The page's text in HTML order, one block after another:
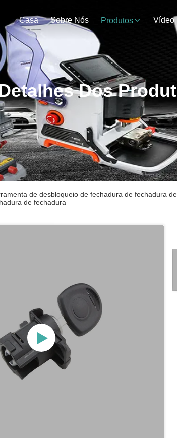
Casa Sobre Nós Produtos Vídeo
Dos
de desbloqueio de fechadura de fechadura
de fechadura